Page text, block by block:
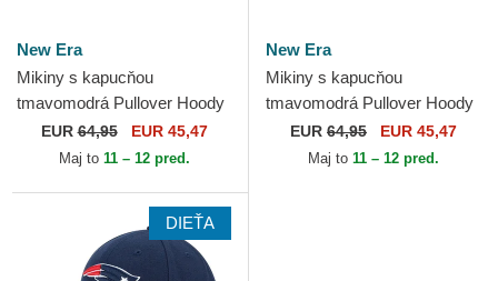
New Era
Mikiny s kapucňou
tmavomodrá Pullover Hoody
New Orleans Pelicans NBA
New Era
EUR64,95 EUR 45,47
Maj to 11 – 12 pred.
New Era
Mikiny s kapucňou
tmavomodrá Pullover Hoody
Denver Nuggets NBA New
EUR 64,95 EUR 45,47
Maj to 11 – 12 pred.
DIEŤA